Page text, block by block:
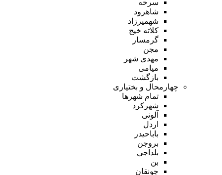
سرخه
شاهرود
شهمیرزاد
کلاته خیج
گرمسار
مجن
مهدی شهر
میامی
بازگشت
چهارمحال و بختیاری
تمام شهر‌ها
شهرکرد
آلونی
اردل
باباحیدر
بروجن
بلداجی
بن
جونقان